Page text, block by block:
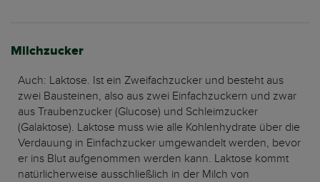
Milchzucker
Auch: Laktose. Ist ein Zweifachzucker und besteht aus
zwei Bausteinen, also aus zwei Einfachzuckern und zwar
aus Traubenzucker (Glucose) und Schleimzucker
(Galaktose). Laktose muss wie alle Kohlenhydrate über die
Verdauung in Einfachzucker umgewandelt werden, bevor
er ins Blut aufgenommen werden kann. Laktose kommt
natürlicherweise ausschließlich in der Milch von